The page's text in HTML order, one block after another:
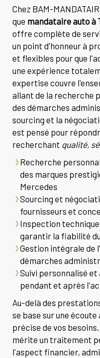
Chez BAM-
que mandataire auto à
offre complète de
un point d'honneur à
et flexibles pour que
une expérience
expertise couvre
allant de la recherche
des démarches
sourcing et la
est pensé pour
recherchant qualité,
Recherche
des marques
Mercedes
Sourcing et
fournisseurs et
Inspection
garantir la fiabilité
Gestion intégrale de
démarches
Suivi personnalisé
pendant et après
Au-delà des
se base sur une
précise de vos
mérite un traitement
l'aspect financier,